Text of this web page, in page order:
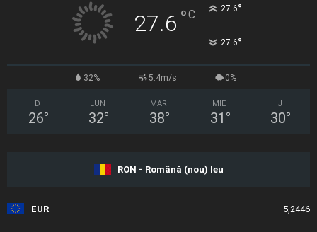
27.6 °C 27.6°
27.6°
32% 5.4m/s 0%
D
26°
LUN
32°
MAR
38°
MIE
31 °
J
30°
RON - Română (nou) leu
EUR 5,2446